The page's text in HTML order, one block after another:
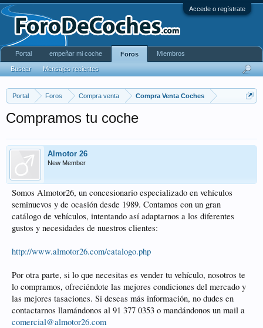
Accede o regístrate
Portal Foros Compra venta Compra Venta Coches
Compramos tu coche
Almotor 26
New Member
Somos Almotor26, un concesionario especializado en vehículos
seminuevos y de ocasión desde 1989. Contamos con un gran
catálogo de vehículos, intentando así adaptarnos a los diferentes
gustos y necesidades de nuestros clientes:
http://www.almotor26.com/catalogo.php
Por otra parte, si lo que necesitas es vender tu vehículo, nosotros te
lo compramos, ofreciéndote las mejores condiciones del mercado y
las mejores tasaciones. Si deseas más información, no dudes en
contactarnos llamándonos al 91 377 0353 o mandándonos un mail a
comercial@almotor26.com
Portal empeñar mi coche Foros
Buscar Mensajes recientes
Miembros